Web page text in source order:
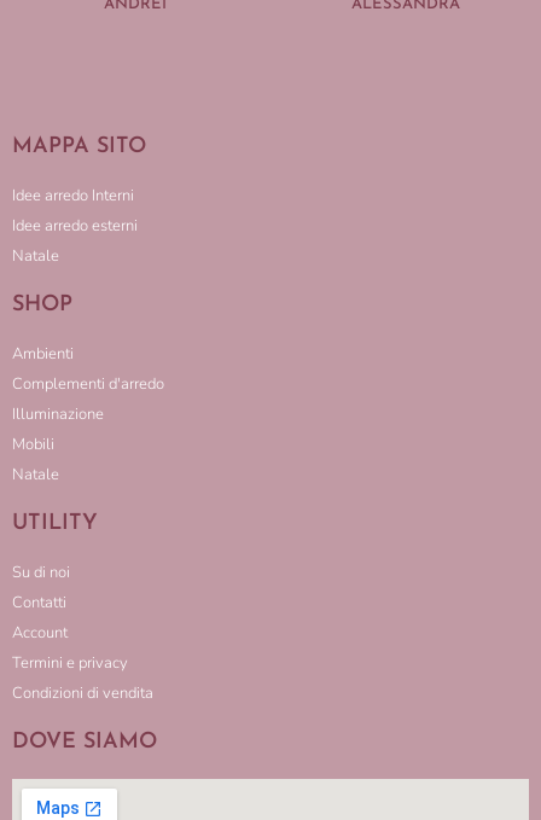
ANDREI ALESSANDRA
MAPPA SITO
Idee arredo Interni
Idee arredo esterni
Natale
SHOP
Ambienti
Complementi d'arredo
Illuminazione
Mobili
Natale
UTILITY
Su di noi
Contatti
Account
Termini e privacy
Condizioni di vendita
DOVE SIAMO